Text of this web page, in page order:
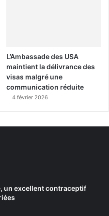
L’Ambassade des USA
maintient la délivrance des
visas malgré une
communication réduite
4 février 2026
un excellent contraceptif